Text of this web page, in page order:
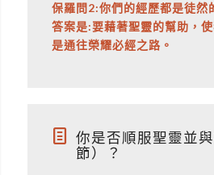
保羅問2:你們的經歷都是徒然
答案是:要藉著聖靈的幫助，
是通往榮耀必經之路。
你是否順服聖靈並
節）？